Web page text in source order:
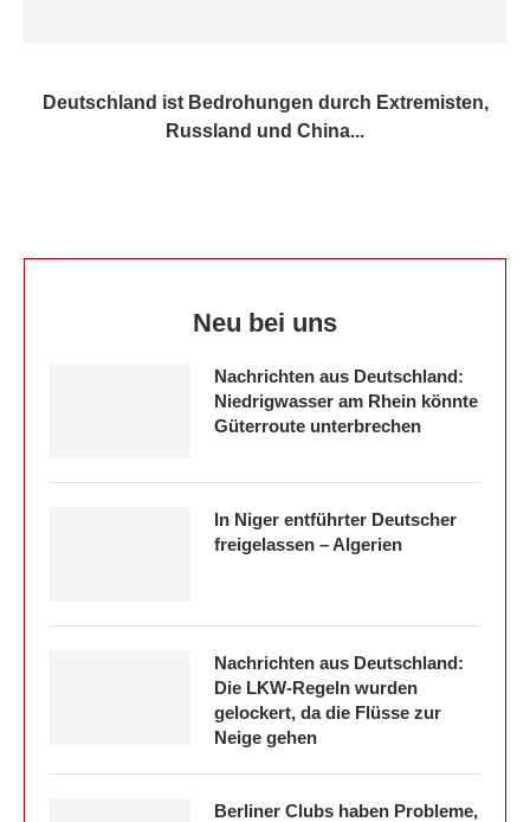
Deutschland ist Bedrohungen durch Extremisten,
Russland und China...
Neu bei uns
Nachrichten aus Deutschland:
Niedrigwasser am Rhein könnte
Güterroute unterbrechen
In Niger entführter Deutscher
freigelassen – Algerien
Nachrichten aus Deutschland:
Die LKW-Regeln wurden
gelockert, da die Flüsse zur
Neige gehen
Berliner Clubs haben Probleme,